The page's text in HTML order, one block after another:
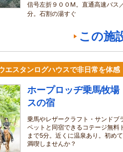
信号左折９００M。直通高速バス
分。石割の湯すぐ
この施
エスタンログハウスで非日常を体感
ホープロッヂ乗馬牧
スの宿
乗馬やレザークラフト・サンドブ
ペットと同宿できるコテージ無料
まで5分。近くに温泉あり。初め
満喫しませんか？